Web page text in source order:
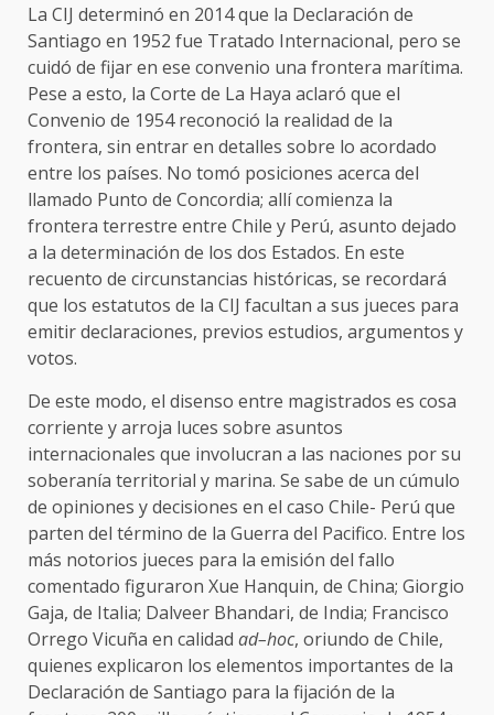
La CIJ determinó en 2014 que la Declaración de
Santiago en 1952 fue Tratado Internacional, pero se
cuidó de fijar en ese convenio una frontera marítima.
Pese a esto, la Corte de La Haya aclaró que el
Convenio de 1954 reconoció la realidad de la
frontera, sin entrar en detalles sobre lo acordado
entre los países. No tomó posiciones acerca del
llamado Punto de Concordia; allí comienza la
frontera terrestre entre Chile y Perú, asunto dejado
a la determinación de los dos Estados. En este
recuento de circunstancias históricas, se recordará
que los estatutos de la CIJ facultan a sus jueces para
emitir declaraciones, previos estudios, argumentos y
votos.
De este modo, el disenso entre magistrados es cosa
corriente y arroja luces sobre asuntos
internacionales que involucran a las naciones por su
soberanía territorial y marina. Se sabe de un cúmulo
de opiniones y decisiones en el caso Chile- Perú que
parten del término de la Guerra del Pacifico. Entre los
más notorios jueces para la emisión del fallo
comentado figuraron Xue Hanquin, de China; Giorgio
Gaja, de Italia; Dalveer Bhandari, de India; Francisco
Orrego Vicuña en calidad ad–hoc, oriundo de Chile,
quienes explicaron los elementos importantes de la
Declaración de Santiago para la fijación de la